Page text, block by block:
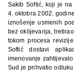
Sakib Softić, koji je
4. oktobra 2002.
iznošenje usmenih
bez oklijevanja,
tokom procesa
Softić dostavi
imenovanje
Sud je prihvatio